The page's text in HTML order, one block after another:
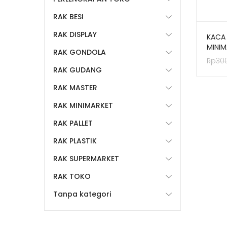
KACA
/
TOKO
Rp
RAK BESI
RAK DISPLAY
RAK GONDOLA
RAK GUDANG
RAK MASTER
RAK MINIMARKET
RAK PALLET
RAK PLASTIK
RAK SUPERMARKET
RAK TOKO
Tanpa kategori